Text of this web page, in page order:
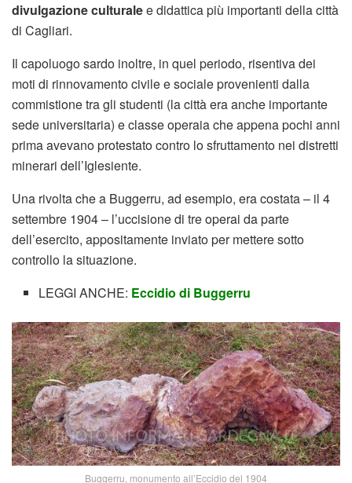
divulgazione culturalee didattica più importanti della città
di Cagliari.
Il capoluogo sardo inoltre, in quel periodo, risentiva dei
moti di rinnovamento civile e sociale provenienti dalla
commistione tra gli studenti (la città era anche importante
sede universitaria) e classe operaia che appena pochi anni
prima avevano protestato contro lo sfruttamento nei distretti
minerari dell’Iglesiente.
Una rivolta che a Buggerru, ad esempio, era costata – il 4
settembre 1904 – l’uccisione di tre operai da parte
dell’esercito, appositamente inviato per mettere sotto
controllo la situazione.
LEGGI ANCHE: Eccidio di Buggerru
Buggerru, monumento all’Eccidio del 1904